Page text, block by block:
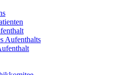
Aufenthalts